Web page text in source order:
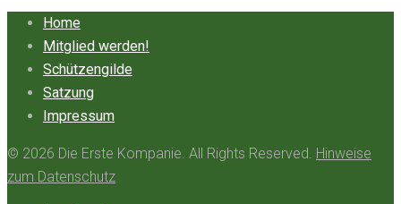
Home
Mitglied werden!
Schützengilde
Satzung
Impressum
© 2026 Die Erste Kompanie. All Rights Reserved. Hinweise
zum Datenschutz